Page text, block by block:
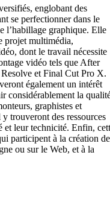
englobant des
se perfectionner dans le
l’habillage graphique. Elle
projet multimédia,
dont le travail nécessite
vidéo tels que After
et Final Cut Pro X.
également un intérêt
considérablement la
graphistes et
trouveront des ressources
et leur technicité. Enfin,
participent à la création de
ou sur le Web, et à la